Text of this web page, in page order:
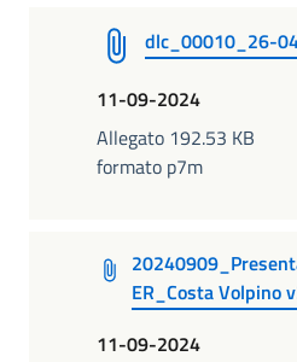
dlc_00010_26-
11-09-2024
Allegato 192.53 KB
formato p7m
ER_Costa Volpino
11-09-2024